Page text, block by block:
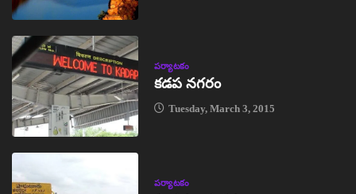
పర్యాటకం
కడప నగరం
Tuesday, March 3, 2015
పర్యాటకం